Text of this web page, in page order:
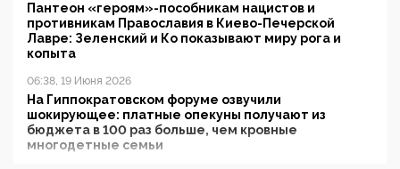
Пантеон «героям»-пособникам нацистов и
противникам Православия в Киево-Печерской
Лавре: Зеленский и Ко показывают миру рога и
копыта
06:38, 19 Июня 2026
На Гиппократовском форуме озвучили
шокирующее: платные опекуны получают из
бюджета в 100 раз больше, чем кровные
многодетные семьи